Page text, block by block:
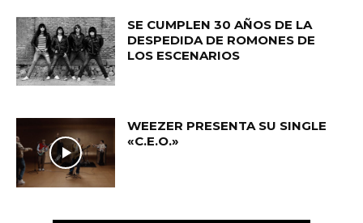
SE CUMPLEN 30 AÑOS DE LA
DESPEDIDA DE ROMONES DE
LOS ESCENARIOS
WEEZER PRESENTA SU SINGLE
«C.E.O.»